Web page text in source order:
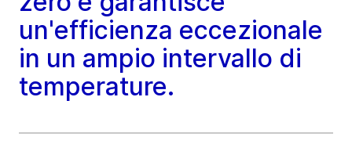
un'efficienza eccezionale
in un ampio intervallo di
temperature.